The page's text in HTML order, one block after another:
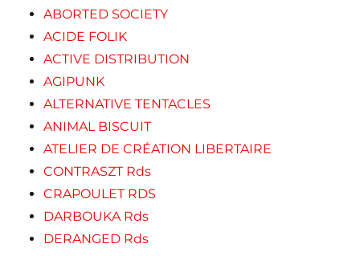
ABORTED SOCIETY
ACIDE FOLIK
ACTIVE DISTRIBUTION
AGIPUNK
ALTERNATIVE TENTACLES
ANIMAL BISCUIT
ATELIER DE CRÉATION LIBERTAIRE
CONTRASZT Rds
CRAPOULET RDS
DARBOUKA Rds
DERANGED Rds